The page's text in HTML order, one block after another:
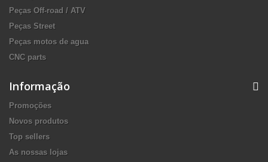
Peças Off-road / ATV
Peças Street
Peças motos de agua
CNC parts
Informação
Promoções
Novos produtos
Top sellers
As nossas lojas